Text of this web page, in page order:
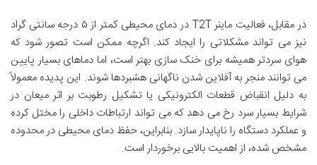
در مقابل، فعالیت ماینر T2T در دمای محیطی کمتر از ۵ درجه سانتی گراد
نیز می تواند مشکلاتی را ایجاد کند. اگرچه ممکن است تصور شود که
هوای سردتر همیشه برای خنک سازی بهتر است، اما دماهای بسیار پایین
می توانند منجر به آفلاین شدن ناگهانی هشبردها شوند. این پدیده معمولاً
به دلیل انقباض قطعات الکترونیکی یا تشکیل رطوبت بر اثر میعان در
شرایط بسیار سرد رخ می دهد که می تواند ارتباطات داخلی را مختل کرده
و عملکرد دستگاه را ناپایدار سازد. بنابراین، حفظ دمای محیطی در محدوده
مشخص شده، از اهمیت بالایی برخوردار است.